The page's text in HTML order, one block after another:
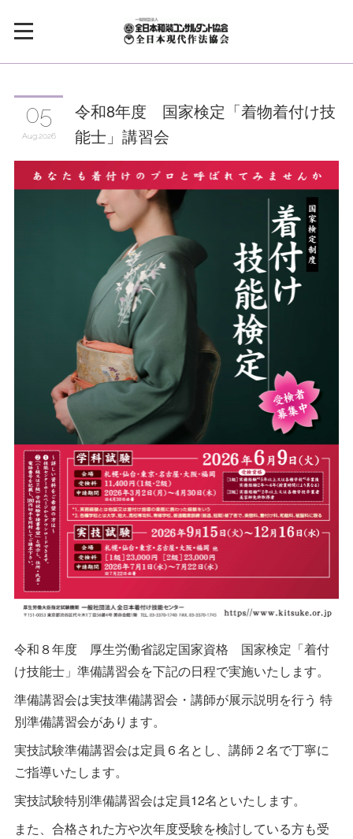
05
Aug 2026
令和8年度 国家検定「着物着付け技
能士」講習会
令和８年度 厚生労働省認定国家資格 国家検定「着付
け技能士」準備講習会を下記の日程で実施いたします。
準備講習会は実技準備講習会・講師が展示説明を行う 特
別準備講習会があります。
実技試験準備講習会は定員６名とし、講師２名で丁寧に
ご指導いたします。
実技試験特別準備講習会は定員12名といたします。
また、合格された方や次年度受験を検討している方も受